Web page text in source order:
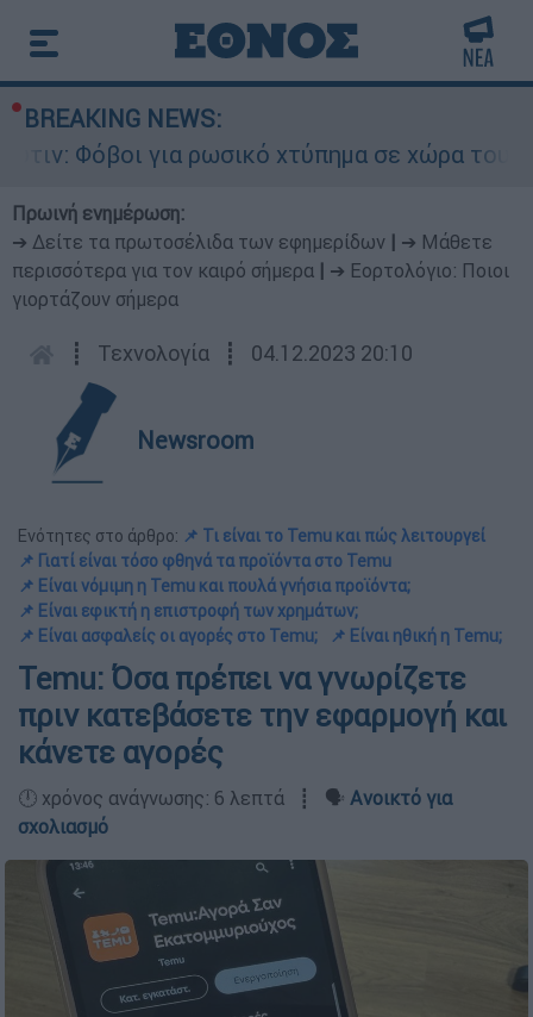
BREAKING NEWS:
για ρωσικό χτύπημα σε χώρα του ΝΑΤΟ -
Πρωινή ενημέρωση:
➔ Δείτε τα πρωτοσέλιδα των εφημερίδων
➔ Μάθετε
περισσότερα για τον καιρό σήμερα
➔ Εορτολόγιο: Ποιοι
γιορτάζουν σήμερα
┋ Τεχνολογία ┋ 04.12.2023 20:10
Newsroom
Ενότητες στο άρθρο: 📌 Τι είναι το Temu και πώς λειτουργεί
📌 Γιατί είναι τόσο φθηνά τα προϊόντα στο Temu
📌 Είναι νόμιμη η Temu και πουλά γνήσια προϊόντα;
📌 Είναι εφικτή η επιστροφή των χρημάτων;
📌 Είναι ασφαλείς οι αγορές στο Temu;
📌 Είναι ηθική η Temu;
Temu: Όσα πρέπει να γνωρίζετε
πριν κατεβάσετε την εφαρμογή και
κάνετε αγορές
🕛 χρόνος ανάγνωσης: 6 λεπτά ┋ 🗣️ Ανοικτό για
σχολιασμό